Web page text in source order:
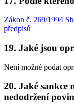
Zákon č. 269/1994
předpisů
19. Jaké jsou
Není možné podat
20. Jaké sankce
nedodržení